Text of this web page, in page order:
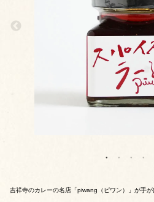
吉祥寺のカレーの名店「piwang（ピワン）」が手